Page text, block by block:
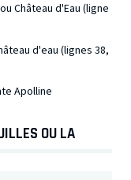
Château d'Eau (ligne
d'eau (lignes 38,
Apolline
OU LA